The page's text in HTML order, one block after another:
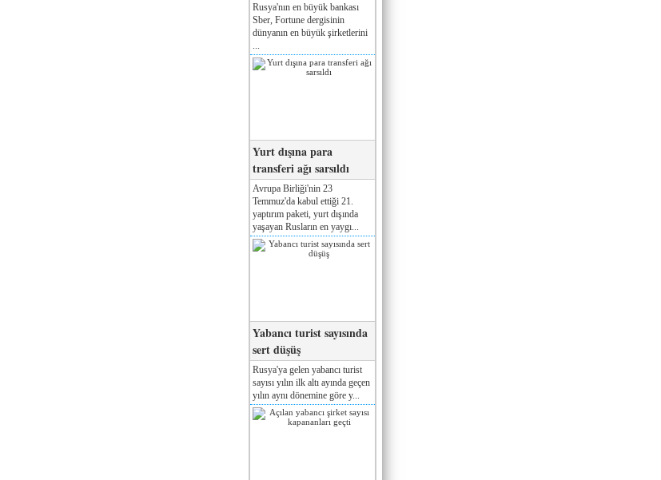
Rusya'nın en büyük bankası
Sber, Fortune dergisinin
dünyanın en büyük şirketlerini
...
Yurt dışına para
transferi ağı sarsıldı
Avrupa Birliği'nin 23
Temmuz'da kabul ettiği 21.
yaptırım paketi, yurt dışında
yaşayan Rusların en yaygı...
Yabancı turist sayısında
sert düşüş
Rusya'ya gelen yabancı turist
sayısı yılın ilk altı ayında geçen
yılın aynı dönemine göre y...